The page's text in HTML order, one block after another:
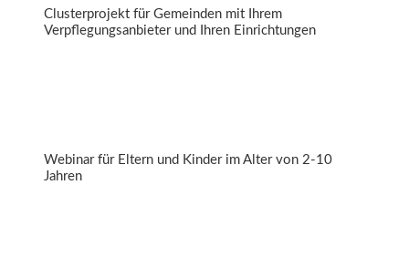
Clusterprojekt für Gemeinden mit Ihrem
Verpflegungsanbieter und Ihren Einrichtungen
Webinar für Eltern und Kinder im Alter von 2-10
Jahren